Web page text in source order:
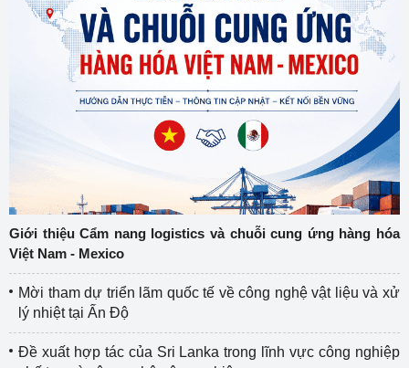
Giới thiệu Cẩm nang logistics và chuỗi cung ứng hàng hóa
Việt Nam - Mexico
Mời tham dự triển lãm quốc tế về công nghệ vật liệu và xử
lý nhiệt tại Ấn Độ
Đề xuất hợp tác của Sri Lanka trong lĩnh vực công nghiệp